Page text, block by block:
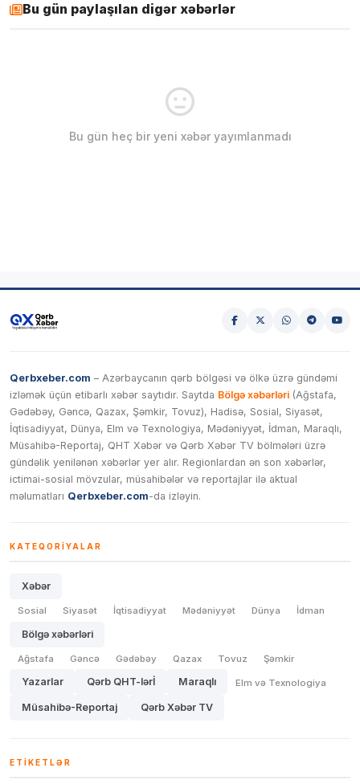
Bu gün paylaşılan digər xəbərlər
Bu gün heç bir yeni xəbər yayımlanmadı
Qerbxeber.com – Azərbaycanın qərb bölgəsi və ölkə üzrə gündəmi
izləmək üçün etibarlı xəbər saytıdır. Saytda Bölgə xəbərləri (Ağstafa,
Gədəbəy, Gəncə, Qazax, Şəmkir, Tovuz), Hadisə, Sosial, Siyasət,
İqtisadiyyat, Dünya, Elm və Texnologiya, Mədəniyyət, İdman, Maraqlı,
Müsahibə-Reportaj, QHT Xəbər və Qərb Xəbər TV bölmələri üzrə
gündəlik yenilənən xəbərlər yer alır. Regionlardan ən son xəbərlər,
ictimai-sosial mövzular, müsahibələr və reportajlar ilə aktual
məlumatları Qerbxeber.com-da izləyin.
KATEQORIYALAR
Xəbər
Sosial Siyasət İqtisadiyyat Mədəniyyət Dünya İdman
Bölgə xəbərləri
Ağstafa Gəncə Gədəbəy Qazax Tovuz Şəmkir
Yazarlar Qərb QHT-lərİ Maraqlı Elm və Texnologiya
Müsahibə-Reportaj Qərb Xəbər TV
ETIKETLƏR